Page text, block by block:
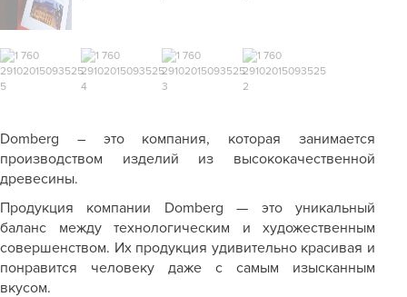
Domberg – это компания, которая занимается
производством изделий из высококачественной
древесины.
Продукция компании Domberg — это уникальный
баланс между технологическим и художественным
совершенством. Их продукция удивительно красивая и
понравится человеку даже с самым изысканным
вкусом.